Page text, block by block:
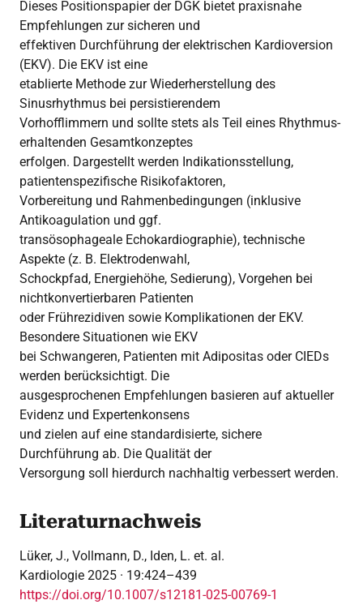
Dieses Positionspapier der DGK bietet praxisnahe
Empfehlungen zur sicheren und
effektiven Durchführung der elektrischen Kardioversion
(EKV). Die EKV ist eine
etablierte Methode zur Wiederherstellung des
Sinusrhythmus bei persistierendem
Vorhofflimmern und sollte stets als Teil eines Rhythmus-
erhaltenden Gesamtkonzeptes
erfolgen. Dargestellt werden Indikationsstellung,
patientenspezifische Risikofaktoren,
Vorbereitung und Rahmenbedingungen (inklusive
Antikoagulation und ggf.
transösophageale Echokardiographie), technische
Aspekte (z. B. Elektrodenwahl,
Schockpfad, Energiehöhe, Sedierung), Vorgehen bei
nichtkonvertierbaren Patienten
oder Frührezidiven sowie Komplikationen der EKV.
Besondere Situationen wie EKV
bei Schwangeren, Patienten mit Adipositas oder CIEDs
werden berücksichtigt. Die
ausgesprochenen Empfehlungen basieren auf aktueller
Evidenz und Expertenkonsens
und zielen auf eine standardisierte, sichere
Durchführung ab. Die Qualität der
Versorgung soll hierdurch nachhaltig verbessert werden.
Literaturnachweis
Lüker, J., Vollmann, D., Iden, L. et. al.
Kardiologie 2025 · 19:424–439
https://doi.org/10.1007/s12181-025-00769-1